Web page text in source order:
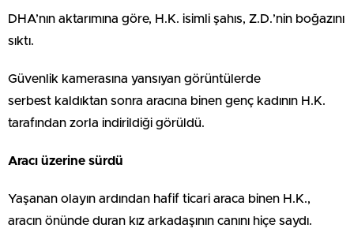
DHA’nın aktarımına göre, H.K. isimli şahıs, Z.D.’nin boğazını
sıktı.
Güvenlik kamerasına yansıyan görüntülerde
serbest kaldıktan sonra aracına binen genç kadının H.K.
tarafından zorla indirildiği görüldü.
Aracı üzerine sürdü
Yaşanan olayın ardından hafif ticari araca binen H.K.,
aracın önünde duran kız arkadaşının canını hiçe saydı.